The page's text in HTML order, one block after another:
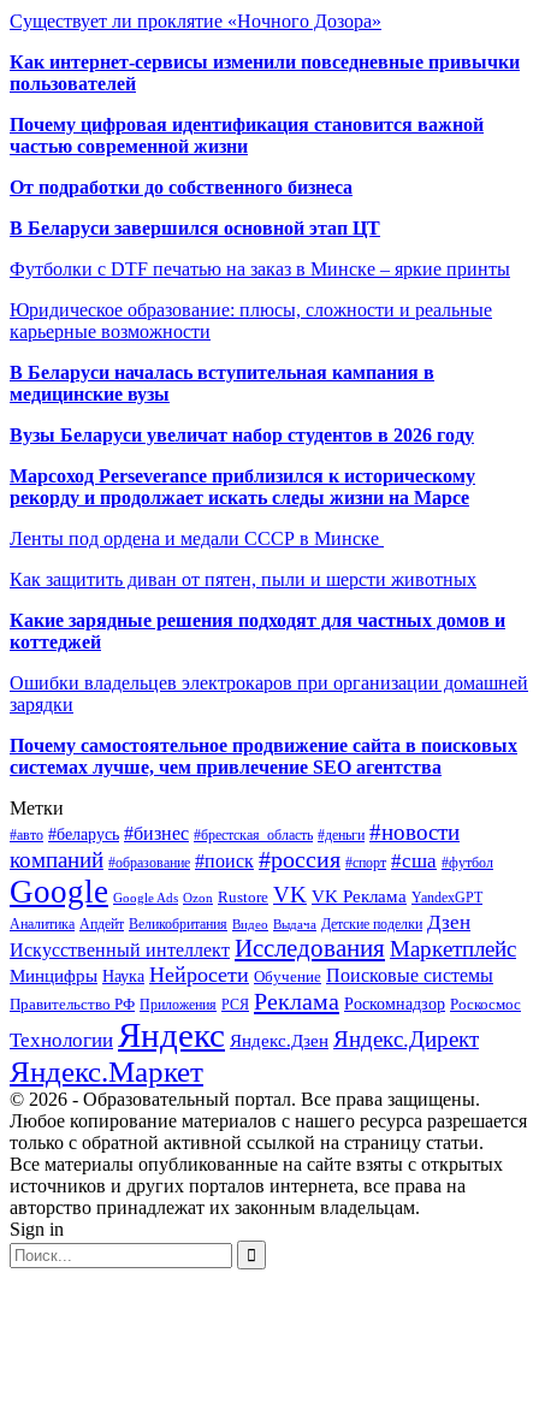
Существует ли проклятие «Ночного Дозора»
Как интернет-сервисы изменили повседневные привычки
пользователей
Почему цифровая идентификация становится важной
частью современной жизни
От подработки до собственного бизнеса
В Беларуси завершился основной этап ЦТ
Футболки с DTF печатью на заказ в Минске – яркие принты
Юридическое образование: плюсы, сложности и реальные
карьерные возможности
В Беларуси началась вступительная кампания в
медицинские вузы
Вузы Беларуси увеличат набор студентов в 2026 году
Марсоход Perseverance приблизился к историческому
рекорду и продолжает искать следы жизни на Марсе
Ленты под ордена и медали СССР в Минске
Как защитить диван от пятен, пыли и шерсти животных
Какие зарядные решения подходят для частных домов и
коттеджей
Ошибки владельцев электрокаров при организации домашней
зарядки
Почему самостоятельное продвижение сайта в поисковых
системах лучше, чем привлечение SEO агентства
Метки
#авто #беларусь #бизнес #брестская_область #деньги #новости
компаний #образование #поиск #россия #спорт #сша #футбол
Google Google Ads Ozon Rustore VK VK Реклама YandexGPT
Аналитика Апдейт Великобритания Видео Выдача Детские поделки Дзен
Искусственный интеллект ИсследованияМаркетплейс
Минцифры Наука Нейросети Обучение Поисковые системы
Правительство РФ Приложения РСЯ Реклама Роскомнадзор Роскосмос
Технологии Яндекс Яндекс.Дзен Яндекс.Директ
Яндекс.Маркет
© 2026 - Образовательный портал. Все права защищены.
Любое копирование материалов с нашего ресурса разрешается
только с обратной активной ссылкой на страницу статьи.
Все материалы опубликованные на сайте взяты с открытых
источников и других порталов интернета, все права на
авторство принадлежат их законным владельцам.
Sign in